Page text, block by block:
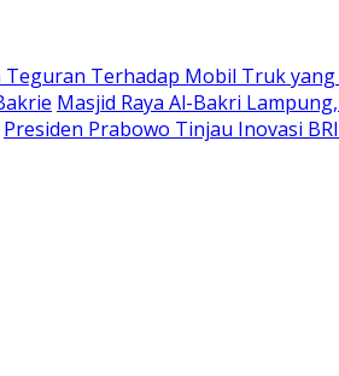
Terhadap Mobil Truk
Masjid Raya Al-Bakri
Presiden Prabowo Tinjau Inovasi